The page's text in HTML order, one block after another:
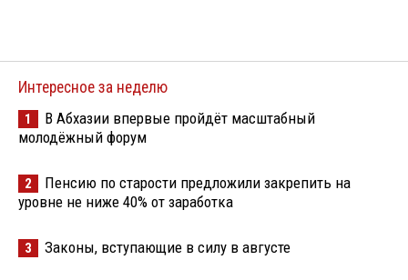
Интересное за неделю
1
В Абхазии впервые пройдёт масштабный
молодёжный форум
2
Пенсию по старости предложили закрепить на
уровне не ниже 40% от заработка
3 Законы, вступающие в силу в августе